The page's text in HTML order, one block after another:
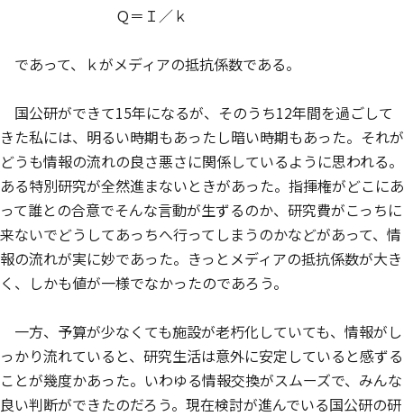
Ｑ＝Ｉ／ｋ
であって、ｋがメディアの抵抗係数である。
国公研ができて15年になるが、そのうち12年間を過ごして
きた私には、明るい時期もあったし暗い時期もあった。それが
どうも情報の流れの良さ悪さに関係しているように思われる。
ある特別研究が全然進まないときがあった。指揮権がどこにあ
って誰との合意でそんな言動が生ずるのか、研究費がこっちに
来ないでどうしてあっちへ行ってしまうのかなどがあって、情
報の流れが実に妙であった。きっとメディアの抵抗係数が大き
く、しかも値が一様でなかったのであろう。
一方、予算が少なくても施設が老朽化していても、情報がし
っかり流れていると、研究生活は意外に安定していると感ずる
ことが幾度かあった。いわゆる情報交換がスムーズで、みんな
良い判断ができたのだろう。現在検討が進んでいる国公研の研